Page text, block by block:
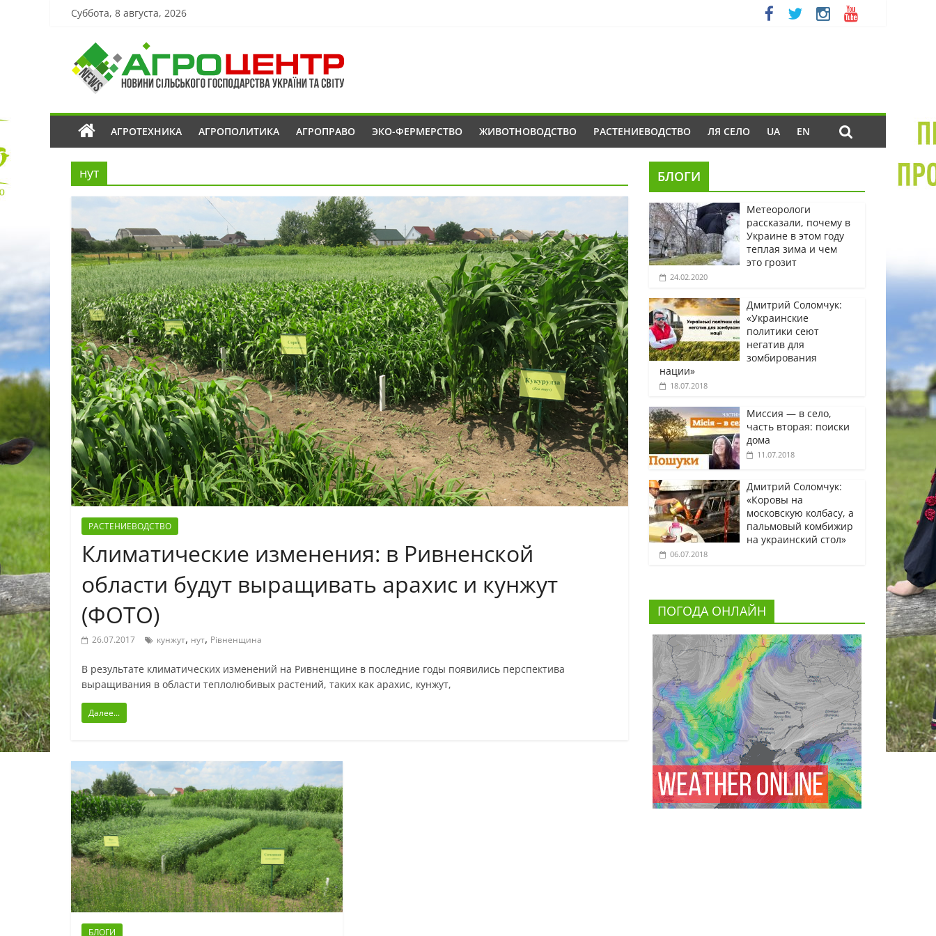
Суббота, 8 августа, 2026
АГРОТЕХНИКА АГРОПОЛИТИКА АГРОПРАВО ЭКО-ФЕРМЕРСТВО ЖИВОТНОВОДСТВО РАСТЕНИЕВОДСТВО ЛЯ СЕЛО UA EN
нут
РАСТЕНИЕВОДСТВО
Климатические изменения: в Ривненской
области будут выращивать арахис и кунжут
(ФОТО)
26.07.2017 кунжут, нут, Рівненщина
В результате климатических изменений на Ривненщине в последние годы появились перспектива
выращивания в области теплолюбивых растений, таких как арахис, кунжут,
Далее...
БЛОГИ
БЛОГИ
Метеорологи
рассказали, почему в
Украине в этом году
теплая зима и чем
это грозит
24.02.2020
Дмитрий Соломчук:
«Украинские
политики сеют
негатив для
зомбирования
нации»
18.07.2018
Миссия — в село,
часть вторая: поиски
дома
11.07.2018
Дмитрий Соломчук:
«Коровы на
московскую колбасу, а
пальмовый комбижир
на украинский стол»
06.07.2018
ПОГОДА ОНЛАЙН